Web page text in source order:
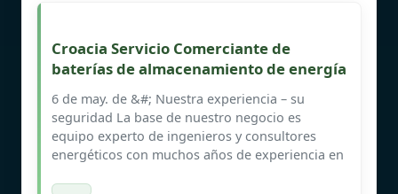
Croacia Servicio Comerciante de
baterías de almacenamiento de energía
6 de may. de &#; Nuestra experiencia – su
seguridad La base de nuestro negocio es
equipo experto de ingenieros y consultores
energéticos con muchos años de experiencia en